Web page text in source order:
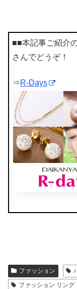
■■本記事ご紹介
さんでどうぞ！
⇒R-Days
ファッション
ファッション リング